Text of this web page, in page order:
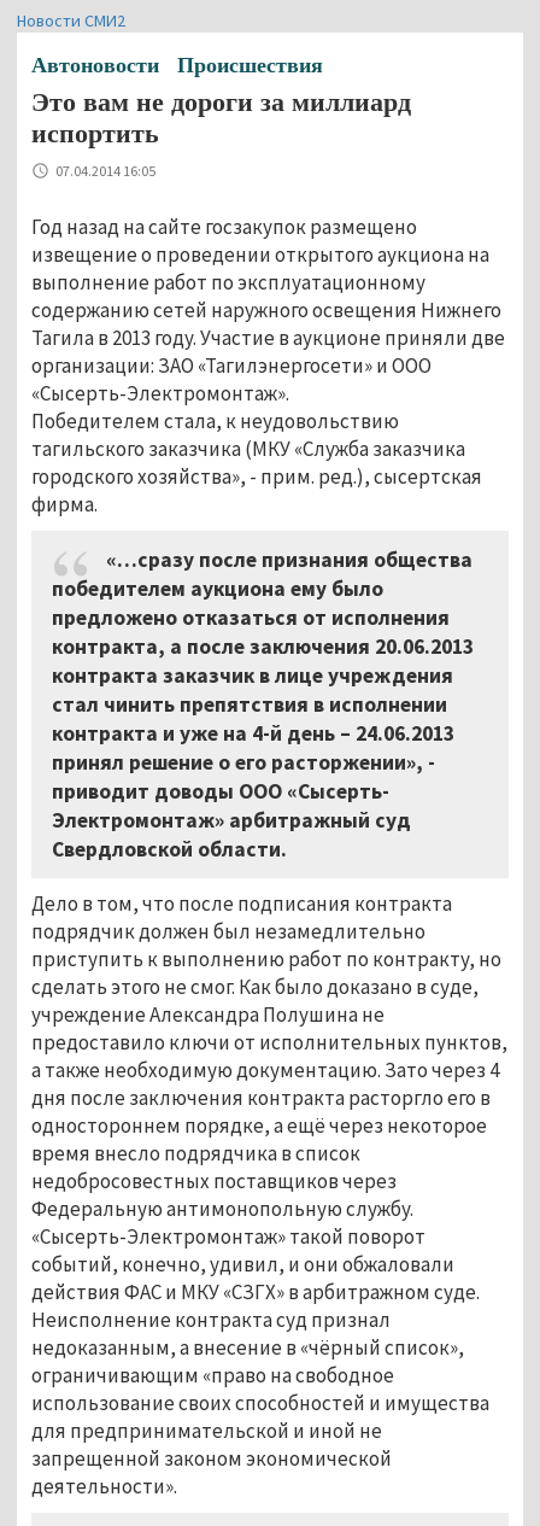
Новости СМИ2
Автоновости Происшествия
Это вам не дороги за миллиард
испортить
07.04.2014 16:05
Год назад на сайте госзакупок размещено
извещение о проведении открытого аукциона на
выполнение работ по эксплуатационному
содержанию сетей наружного освещения Нижнего
Тагила в 2013 году. Участие в аукционе приняли две
организации: ЗАО «Тагилэнергосети» и ООО
«Сысерть-Электромонтаж».
Победителем стала, к неудовольствию
тагильского заказчика (МКУ «Служба заказчика
городского хозяйства», - прим. ред.), сысертская
фирма.
«…сразу после признания общества
победителем аукциона ему было
предложено отказаться от исполнения
контракта, а после заключения 20.06.2013
контракта заказчик в лице учреждения
стал чинить препятствия в исполнении
контракта и уже на 4-й день – 24.06.2013
принял решение о его расторжении», -
приводит доводы ООО «Сысерть-
Электромонтаж» арбитражный суд
Свердловской области.
Дело в том, что после подписания контракта
подрядчик должен был незамедлительно
приступить к выполнению работ по контракту, но
сделать этого не смог. Как было доказано в суде,
учреждение Александра Полушина не
предоставило ключи от исполнительных пунктов,
а также необходимую документацию. Зато через 4
дня после заключения контракта расторгло его в
одностороннем порядке, а ещё через некоторое
время внесло подрядчика в список
недобросовестных поставщиков через
Федеральную антимонопольную службу.
«Сысерть-Электромонтаж» такой поворот
событий, конечно, удивил, и они обжаловали
действия ФАС и МКУ «СЗГХ» в арбитражном суде.
Неисполнение контракта суд признал
недоказанным, а внесение в «чёрный список»,
ограничивающим «право на свободное
использование своих способностей и имущества
для предпринимательской и иной не
запрещенной законом экономической
деятельности».